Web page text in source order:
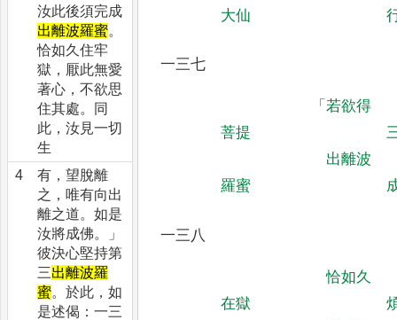
汝此後須完成
出離波羅蜜。
恰如久住牢
獄，厭此無愛
著心，不欲思
住其處。同
此，汝見一切
生
4
有，望脫離
之，唯有向出
離之道。如是
汝將成佛。」
彼決心堅持第
三出離波羅
蜜。於此，如
是述偈：一三
大仙
一三七
「若欲得
菩提
出離波
羅蜜
一三八
恰如久
在獄